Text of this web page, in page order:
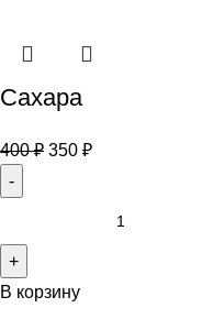
Сахара
400₽ 350 ₽
В корзину